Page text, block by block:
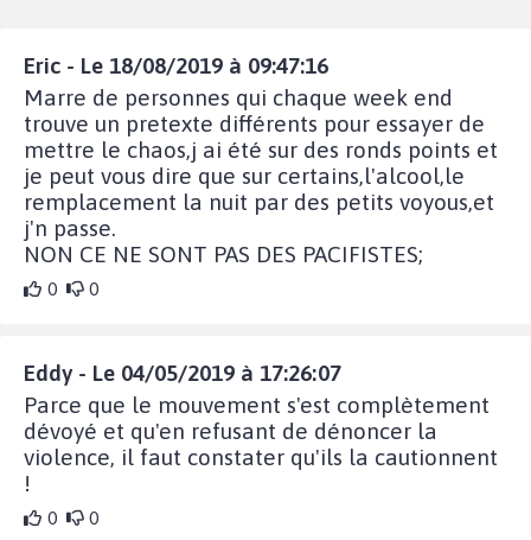
Eric - Le 18/08/2019 à 09:47:16
Marre de personnes qui chaque week end
trouve un pretexte différents pour essayer de
mettre le chaos,j ai été sur des ronds points et
je peut vous dire que sur certains,l'alcool,le
remplacement la nuit par des petits voyous,et
j'n passe.
NON CE NE SONT PAS DES PACIFISTES;
0 0
Eddy - Le 04/05/2019 à 17:26:07
Parce que le mouvement s'est complètement
dévoyé et qu'en refusant de dénoncer la
violence, il faut constater qu'ils la cautionnent
!
0 0